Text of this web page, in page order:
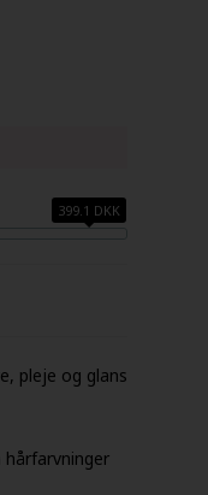
399.1 DKK
pleje og glans